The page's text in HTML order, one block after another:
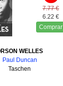
7.77 €
6.22 €
Comprar
WELLES
Paul Duncan
Taschen